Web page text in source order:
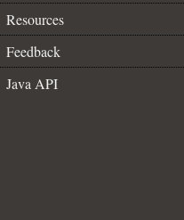
Resources
Feedback
Java API